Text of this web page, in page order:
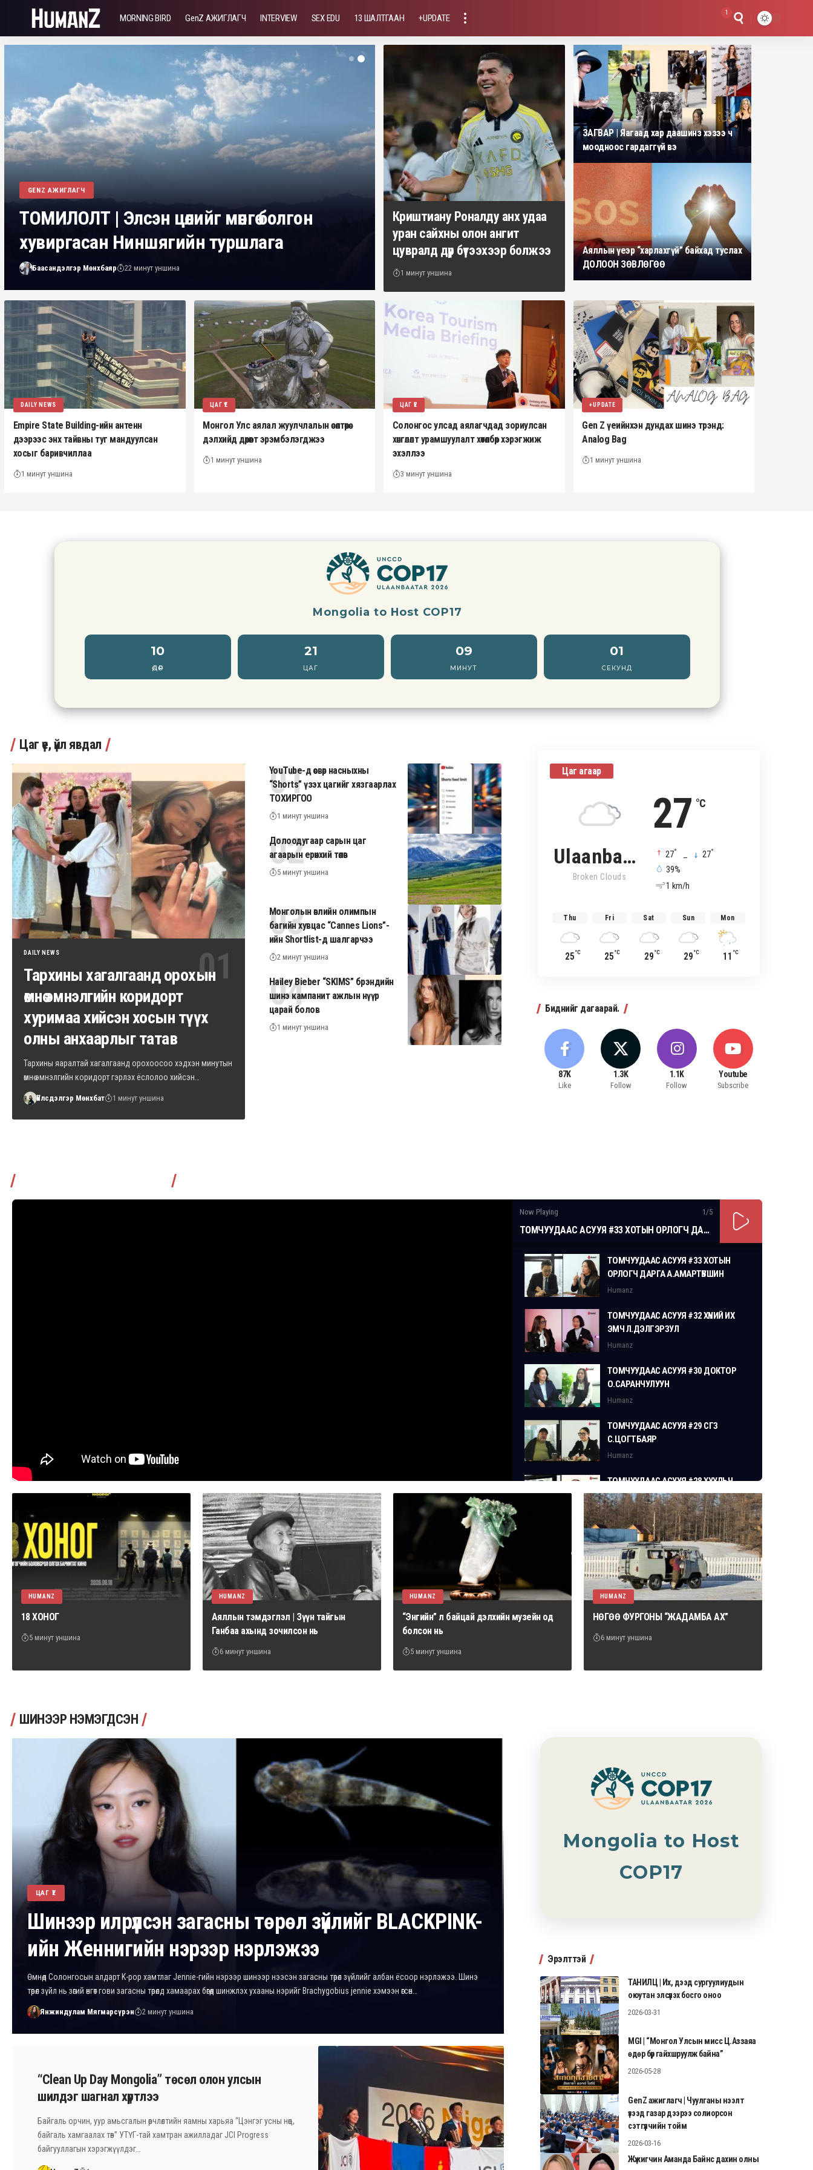
MORNING BIRD GenZ АЖИГЛАГЧ INTERVIEW SEX EDU 13 ШАЛТГААН +UPDATE
1
GENZ АЖИГЛАГЧ
ТОМИЛОЛТ | Элсэн цөлийг мөнгө болгон
хувиргасан Ниншягийн туршлага
Баасандэлгэр Мөнхбаяр 22 минут уншина
Криштиану Роналду анх удаа
уран сайхны олон ангит
цувралд дүр бүтээхээр болжээ
1 минут уншина
ЗАГВАР | Яагаад хар даашинз хэзээ ч
моодноос гардаггүй вэ
Аяллын үеэр “харлахгүй” байхад туслах
ДОЛООН ЗӨВЛӨГӨӨ
DAILY NEWS
Empire State Building-ийн антенн
дээрээс энх тайвны туг мандуулсан
хосыг баривчиллаа
1 минут уншина
ЦАГ ҮЕ
Монгол Улс аялал жуулчлалын өсөлтөөрөө
дэлхийд дөрөвт эрэмбэлэгджээ
1 минут уншина
ЦАГ ҮЕ
Солонгос улсад аялагчдад зориулсан
хөнгөлөлт урамшуулалт хөтөлбөр хэрэгжиж
эхэллээ
3 минут уншина
+UPDATE
Gen Z үеийнхэн дундах шинэ трэнд:
Analog Bag
1 минут уншина
Mongolia to Host COP17
10
ӨДӨР
21
ЦАГ
08
МИНУТ
59
СЕКУНД
Цаг үе, үйл явдал
DAILY NEWS
Тархины хагалгаанд орохын
өмнө эмнэлгийн коридорт
хуримаа хийсэн хосын түүх
олны анхаарлыг татав
Тархины яаралтай хагалгаанд орохоосоо хэдхэн минутын
өмнө эмнэлгийн коридорт гэрлэх ёслолоо хийсэн…
Үйлсдэлгэр Мөнхбат 1 минут уншина
YouTube-д өсвөр насныхны
“Shorts” үзэх цагийг хязгаарлах
ТОХИРГОО
1 минут уншина
Долоодугаар сарын цаг
агаарын ерөнхий төлөв
5 минут уншина
Монголын өвлийн олимпын
багийн хувцас “Cannes Lions”-
ийн Shortlist-д шалгарчээ
2 минут уншина
Hailey Bieber “SKIMS” брэндийн
шинэ кампанит ажлын нүүр
царай болов
1 минут уншина
Цаг агаар
27 °C
Ulaanbaatar
Broken Clouds
27° 27°
39%
1 km/h
Thu
25°C
Fri
25°C
Sat
29°C
Sun
29°C
Mon
11 °C
Биднийг дагаарай.
87K
Like
1.3K
Follow
1.1K
Follow
Youtube
Subscribe
Now Playing 1 /5
ТОМЧУУДААС АСУУЯ #33 ХОТЫН ОРЛОГЧ ДАРГА А.АМАРТҮВШИН
ТОМЧУУДААС АСУУЯ #33 ХОТЫН
ОРЛОГЧ ДАРГА А.АМАРТҮВШИН
Humanz
ТОМЧУУДААС АСУУЯ #32 ХҮНИЙ ИХ
ЭМЧ Л.ДЭЛГЭРЗУЛ
Humanz
ТОМЧУУДААС АСУУЯ #30 ДОКТОР
О.САРАНЧУЛУУН
Humanz
ТОМЧУУДААС АСУУЯ #29 СГЗ
С.ЦОГТБАЯР
Humanz
ТОМЧУУДААС АСУУЯ #28 ХУУЛЬЧ
Г.ЭРДЭНЭБАТ
Humanz
HUMANZ
18 ХОНОГ
5 минут уншина
HUMANZ
Аяллын тэмдэглэл | Зүүн тайгын
Ганбаа ахынд зочилсон нь
6 минут уншина
HUMANZ
“Энгийн” л байцай дэлхийн музейн од
болсон нь
5 минут уншина
HUMANZ
НӨГӨӨ ФУРГОНЫ “ЖАДАМБА АХ”
6 минут уншина
ШИНЭЭР НЭМЭГДСЭН
ЦАГ ҮЕ
Шинээр илрүүлсэн загасны төрөл зүйлийг BLACKPINK-
ийн Женнигийн нэрээр нэрлэжээ
Өмнөд Солонгосын алдарт K-pop хамтлаг Jennie-гийн нэрээр шинээр нээсэн загасны төрөл зүйлийг албан ёсоор нэрлэжээ. Шинэ
төрөл зүйл нь зөгий өнгөт гови загасны төрөлд хамаарах бөгөөд шинжлэх ухааны нэрийг Brachygobius jennie хэмээн өгсөн…
Янжиндулам Мягмарсүрэн 2 минут уншина
“Clean Up Day Mongolia” төсөл олон улсын
шилдэг шагнал хүртлээ
Байгаль орчин, уур амьсгалын өөрчлөлтийн яамны харьяа “Цэнгэг усны нөөц,
байгаль хамгаалах төв” УТҮГ-тай хамтран ажилладаг JCI Progress
байгууллагын хэрэгжүүлдэг…
Mongolia to Host
COP17
Эрэлттэй
ТАНИЛЦ | Их, дээд сургуулиудын
оюутан элсүүлэх босго оноо
2026-03-31
MGI | “Монгол Улсын мисс Ц.Аззаяа
өдөр бүр гайхшруулж байна”
2026-05-28
GenZ ажиглагч | Чуулганы нээлт
үзээд газар дээрээ солиорсон
сэтгүүлчийн тойм
2026-03-16
Жүжигчин Аманда Байнс дахин олны